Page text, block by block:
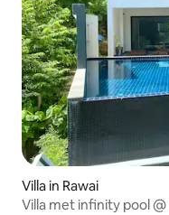
Villa in Rawai
Villa met infinity pool